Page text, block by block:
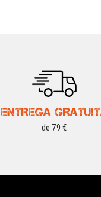
ENTREGA
de 79 €